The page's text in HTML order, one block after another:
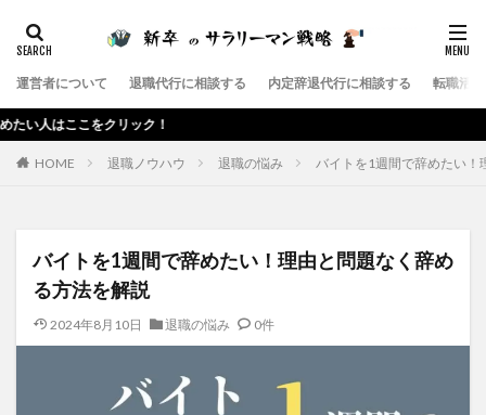
運営者について 退職代行に相談する 内定辞退代行に相談する 転職活
クリック！
HOME 退職ノウハウ 退職の悩み バイトを1週間で辞めたい！
バイトを1週間で辞めたい！理由と問題なく辞め
る方法を解説
2024年8月10日 退職の悩み 0件
タグ
サラリーマン 第二新卒
退職代行サービス
退職代行SARABA
退職代行 退職
辞めたい
内定辞退代行
内定辞退 会社 仕事
上司
高卒